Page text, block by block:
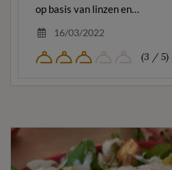
op basis van linzen en…
16/03/2022
(3 / 5)